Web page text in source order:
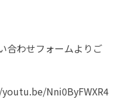
合わせフォームよりご
Nni0ByFWXR4